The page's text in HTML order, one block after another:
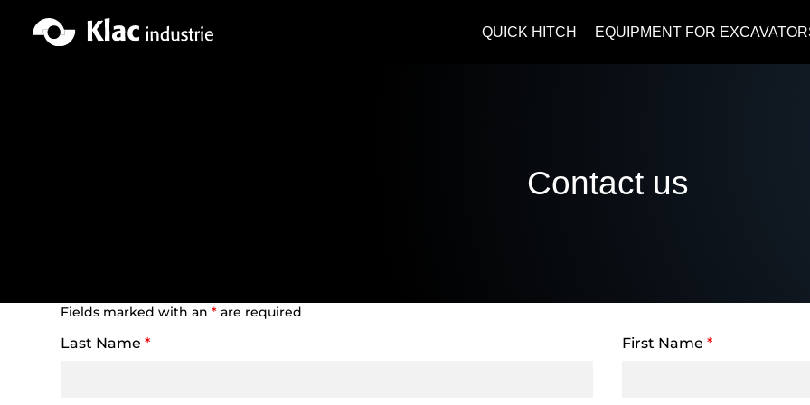
content
QUICK HITCH EQUIPMENT FOR
Contact us
Fields marked with an* are required
Last Name* First Name *